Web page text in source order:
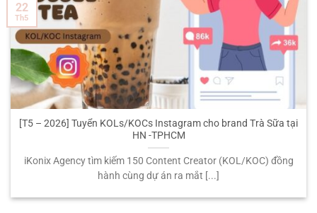
[T5 – 2026] Tuyển KOLs/KOCs Instagram cho brand Trà Sữa tại
HN -TPHCM
iKonix Agency tìm kiếm 150 Content Creator (KOL/KOC) đồng
hành cùng dự án ra mắt [...]
22
Th5